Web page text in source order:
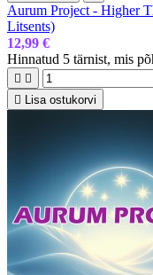
Aurum Project - Higher
Litsents)
12,99 €
Hinnatud 5 tärnist, mis
 
 Lisa ostukorvi